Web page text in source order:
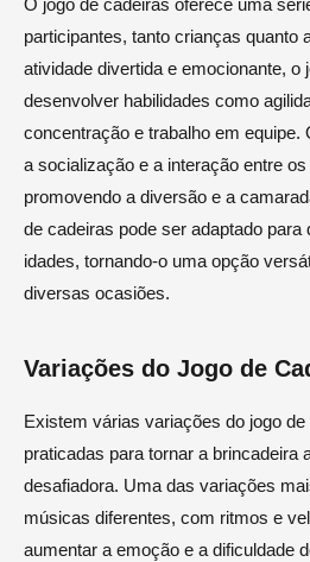
O jogo de cadeiras oferece uma
participantes, tanto crianças quanto
atividade divertida e emocionante, o
desenvolver habilidades como
concentração e trabalho em equipe.
a socialização e a interação entre
promovendo a diversão e a
de cadeiras pode ser adaptado para
idades, tornando-o uma opção
diversas ocasiões.
Variações do Jogo de
Existem várias variações do jogo
praticadas para tornar a brincadeira
desafiadora. Uma das variações
músicas diferentes, com ritmos e
aumentar a emoção e a dificuldade